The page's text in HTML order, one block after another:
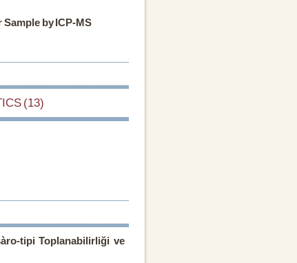
by ICP-MS
(13)
tipi Toplanabilirliği ve